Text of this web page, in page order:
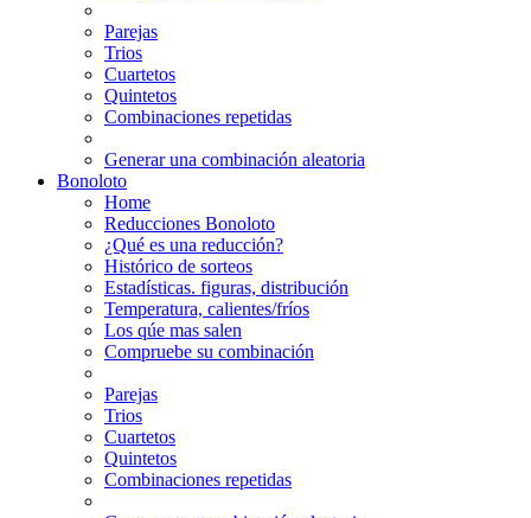
Parejas
Trios
Cuartetos
Quintetos
Combinaciones repetidas
Generar una combinación aleatoria
Bonoloto
Home
Reducciones Bonoloto
¿Qué es una reducción?
Histórico de sorteos
Estadísticas. figuras, distribución
Temperatura, calientes/fríos
Los qúe mas salen
Compruebe su combinación
Parejas
Trios
Cuartetos
Quintetos
Combinaciones repetidas